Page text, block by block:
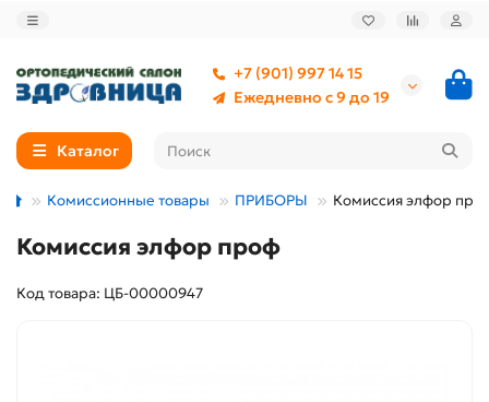
+7 (901) 997 14 15
Ежедневно с 9 до 19
Каталог
Комиссионные товары ПРИБОРЫ Комиссия элфор
Комиссия элфор проф
Код товара: ЦБ-00000947